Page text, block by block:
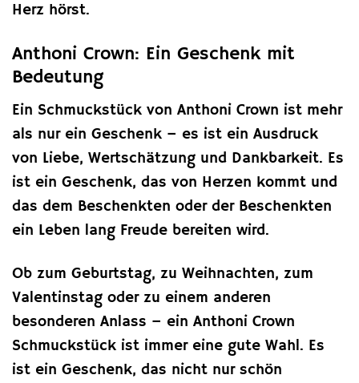
Herz hörst.
Anthoni Crown: Ein Geschenk mit
Bedeutung
Ein Schmuckstück von Anthoni Crown ist mehr
als nur ein Geschenk – es ist ein Ausdruck
von Liebe, Wertschätzung und Dankbarkeit. Es
ist ein Geschenk, das von Herzen kommt und
das dem Beschenkten oder der Beschenkten
ein Leben lang Freude bereiten wird.
Ob zum Geburtstag, zu Weihnachten, zum
Valentinstag oder zu einem anderen
besonderen Anlass – ein Anthoni Crown
Schmuckstück ist immer eine gute Wahl. Es
ist ein Geschenk, das nicht nur schön